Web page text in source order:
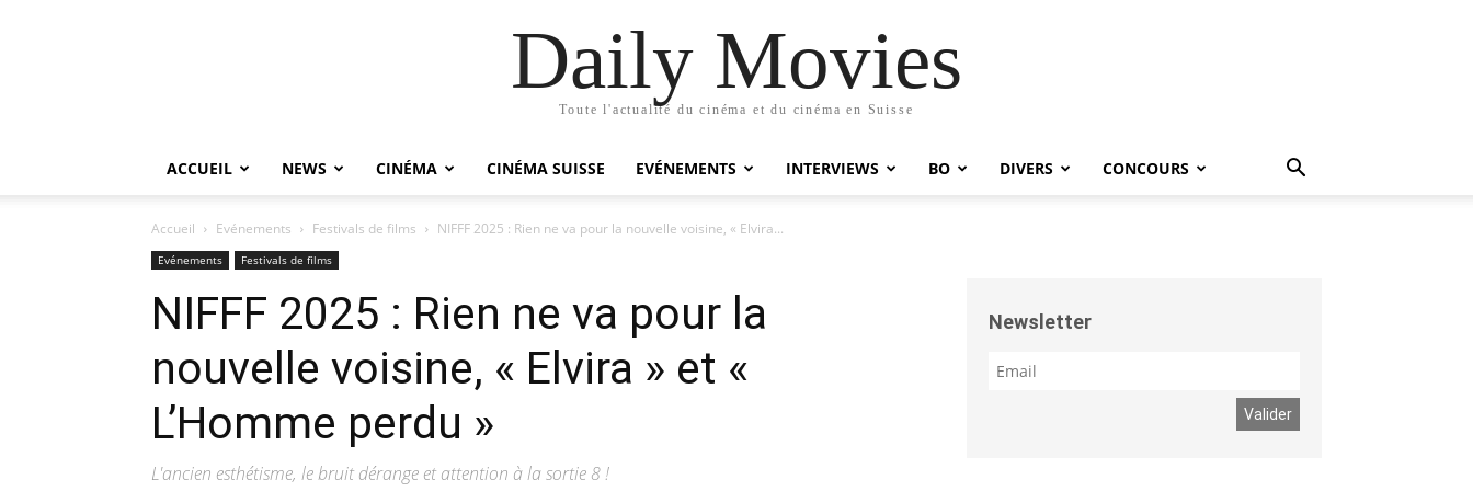
Daily Movies
Toute l'actualité du cinéma et du cinéma en Suisse
ACCUEIL NEWS CINÉMA CINÉMA SUISSE EVÉNEMENTS INTERVIEWS BO DIVERS CONCOURS
Accueil Evénements Festivals de films NIFFF 2025 : Rien ne va pour la nouvelle voisine, « Elvira...
Evénements Festivals de films
NIFFF 2025 : Rien ne va pour la
nouvelle voisine, « Elvira » et «
L’Homme perdu »
L'ancien esthétisme, le bruit dérange et attention à la sortie 8 !
Newsletter